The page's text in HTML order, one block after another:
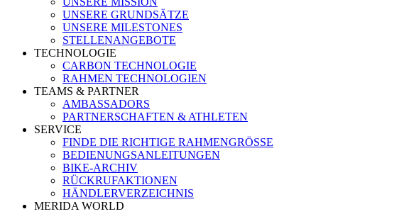
UNSERE GRUNDSÄTZE
UNSERE MILESTONES
STELLENANGEBOTE
TECHNOLOGIE
CARBON TECHNOLOGIE
RAHMEN TECHNOLOGIEN
TEAMS & PARTNER
AMBASSADORS
PARTNERSCHAFTEN & ATHLETEN
SERVICE
FINDE DIE RICHTIGE RAHMENGRÖSSE
BEDIENUNGSANLEITUNGEN
BIKE-ARCHIV
RÜCKRUFAKTIONEN
HÄNDLERVERZEICHNIS
MERIDA WORLD